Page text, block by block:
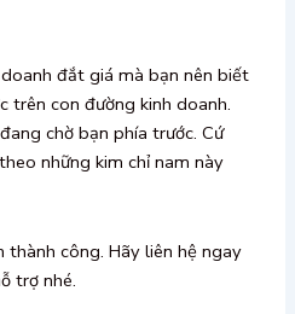
đắt giá mà bạn nên biết
trên con đường kinh doanh.
chờ bạn phía trước. Cứ
những kim chỉ nam này
thành công. Hãy liên hệ ngay
trợ nhé.